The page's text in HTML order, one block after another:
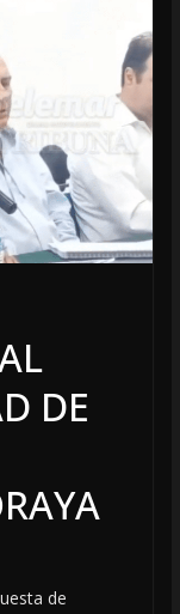
DE
de